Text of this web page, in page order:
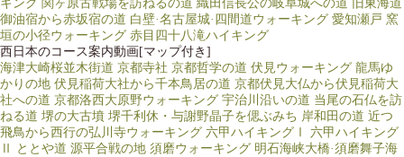
キング 関ヶ原古戦場を訪ねるの道 織田信長公の岐阜城への道
旧東海道
御油宿から赤坂宿の道 白壁·名古屋城·四間道ウォーキング 愛知瀬戸 窯
垣の小径ウォーキング 赤目四十八滝ハイキング
西日本のコース案内動画[マップ付き]
海津大崎桜並木街道 京都寺社 京都哲学の道 伏見ウォーキング 龍馬ゆ
かりの地 伏見稲荷大社から千本鳥居の道 京都伏見大仏から伏見稲荷大
社への道 京都洛西大原野ウォーキング 宇治川沿いの道 当尾の石仏を訪
ねる道 堺の大古墳 堺千利休・与謝野晶子を偲ぶみち 岸和田の道 近つ
飛鳥から西行の弘川寺ウォーキング 六甲ハイキングⅠ
六甲ハイキング
Ⅱ ととや道 源平合戦の地 須磨ウォーキング 明石海峡大橋·須磨舞子海